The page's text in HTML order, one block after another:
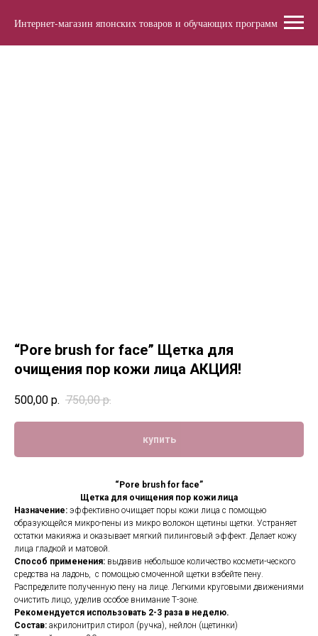
Интернет-магазин японских товаров и обучающих программ
“Pore brush for face” Щетка для
очищения пор кожи лица АКЦИЯ!
500,00 р. 750,00 р.
купить
“Pore brush for face”
Щетка для очищения пор кожи лица
Назначение: эффективно очищает поры кожи лица с помощью
образующейся микро-пены из микро волокон щетины щетки. Устраняет
остатки макияжа и оказывает мягкий пилинговый эффект. Делает кожу
лица гладкой и матовой.
Способ применения: выдавив небольшое количество космети-ческого
средства на ладонь, с помощью смоченной щетки взбейте пену.
Распределите полученную пену на лице. Легкими круговыми движениями
очистить лицо, уделив особое внимание Т-зоне.
Рекомендуется использовать 2-3 раза в неделю.
Состав: акрилонитрил стирол (ручка), нейлон (щетинки)